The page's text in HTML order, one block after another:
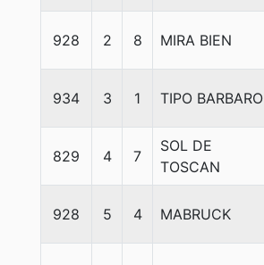
928 2 8 MIRA BIEN
934 3 1 TIPO BARBARO
829 4 7
SOL DE
TOSCAN
928 5 4 MABRUCK